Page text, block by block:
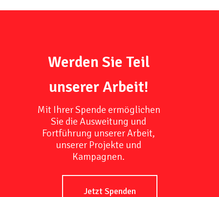
Werden Sie Teil
unserer Arbeit!
Mit Ihrer Spende ermöglichen
Sie die Ausweitung und
Fortführung unserer Arbeit,
unserer Projekte und
Kampagnen.
Jetzt Spenden